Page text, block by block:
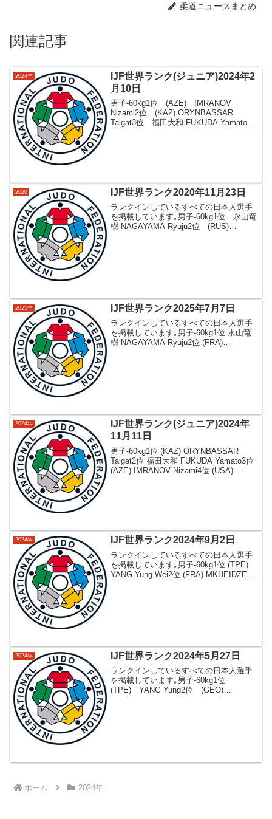
柔道ニュースまとめ
関連記事
2024年
IJF世界ランク(ジュニア)2024年2
月10日
男子-60kg1位 (AZE) IMRANOV
Nizami2位 (KAZ) ORYNBASSAR
Talgat3位 福田大和 FUKUDA Yamato4
2020 IJF世界ランク2020年11月23日
ランクインしているすべての日本人選手
を掲載しています｡男子-60kg1位 永山竜
樹 NAGAYAMA Ryuju2位 (RUS)
2025年 IJF世界ランク2025年7月7日
ランクインしているすべての日本人選手
を掲載しています｡男子-60kg1位 永山竜
樹 NAGAYAMA Ryuju2位 (FRA)
2024年
IJF世界ランク(ジュニア)2024年
11月11日
男子-60kg1位 (KAZ) ORYNBASSAR
Talgat2位 福田大和 FUKUDA Yamato3位
(AZE) IMRANOV Nizami4位 (USA)
2024年 IJF世界ランク2024年9月2日
ランクインしているすべての日本人選手
を掲載しています｡男子-60kg1位 (TPE)
YANG Yung Wei2位 (FRA) MKHEIDZE
2024年 IJF世界ランク2024年5月27日
ランクインしているすべての日本人選手
を掲載しています｡男子-60kg1位
(TPE) YANG Yung2位 (GEO)
ホーム 2024年